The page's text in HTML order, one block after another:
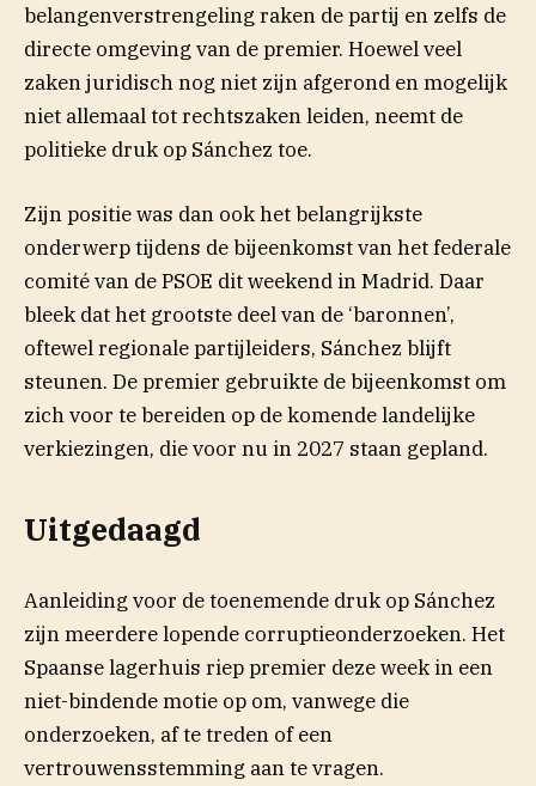
belangenverstrengeling raken de partij en zelfs de
directe omgeving van de premier. Hoewel veel
zaken juridisch nog niet zijn afgerond en mogelijk
niet allemaal tot rechtszaken leiden, neemt de
politieke druk op Sánchez toe.
Zijn positie was dan ook het belangrijkste
onderwerp tijdens de bijeenkomst van het federale
comité van de PSOE dit weekend in Madrid. Daar
bleek dat het grootste deel van de ‘baronnen’,
oftewel regionale partijleiders, Sánchez blijft
steunen. De premier gebruikte de bijeenkomst om
zich voor te bereiden op de komende landelijke
verkiezingen, die voor nu in 2027 staan gepland.
Uitgedaagd
Aanleiding voor de toenemende druk op Sánchez
zijn meerdere lopende corruptieonderzoeken. Het
Spaanse lagerhuis riep premier deze week in een
niet-bindende motie op om, vanwege die
onderzoeken, af tetreden (opent in nieuw venster)
of een
vertrouwensstemming aan te vragen.